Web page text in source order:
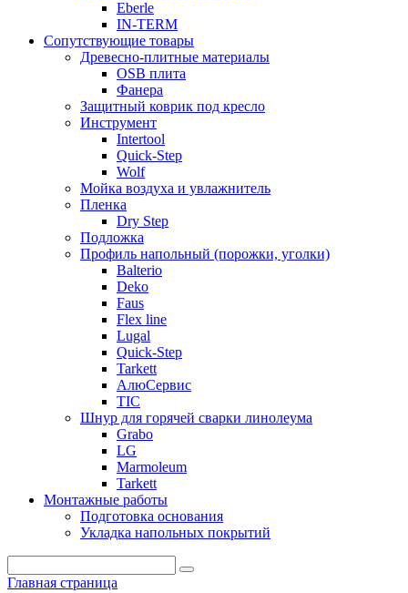
Eberle
IN-TERM
Сопутствующие товары
Древесно-плитные материалы
OSB плита
Фанера
Защитный коврик под кресло
Инструмент
Intertool
Quick-Step
Wolf
Мойка воздуха и увлажнитель
Пленка
Dry Step
Подложка
Профиль напольный (порожки, уголки)
Balterio
Deko
Faus
Flex line
Lugal
Quick-Step
Tarkett
АлюСервис
ТІС
Шнур для горячей сварки линолеума
Grabo
LG
Marmoleum
Tarkett
Монтажные работы
Подготовка основания
Укладка напольных покрытий
Главная страница